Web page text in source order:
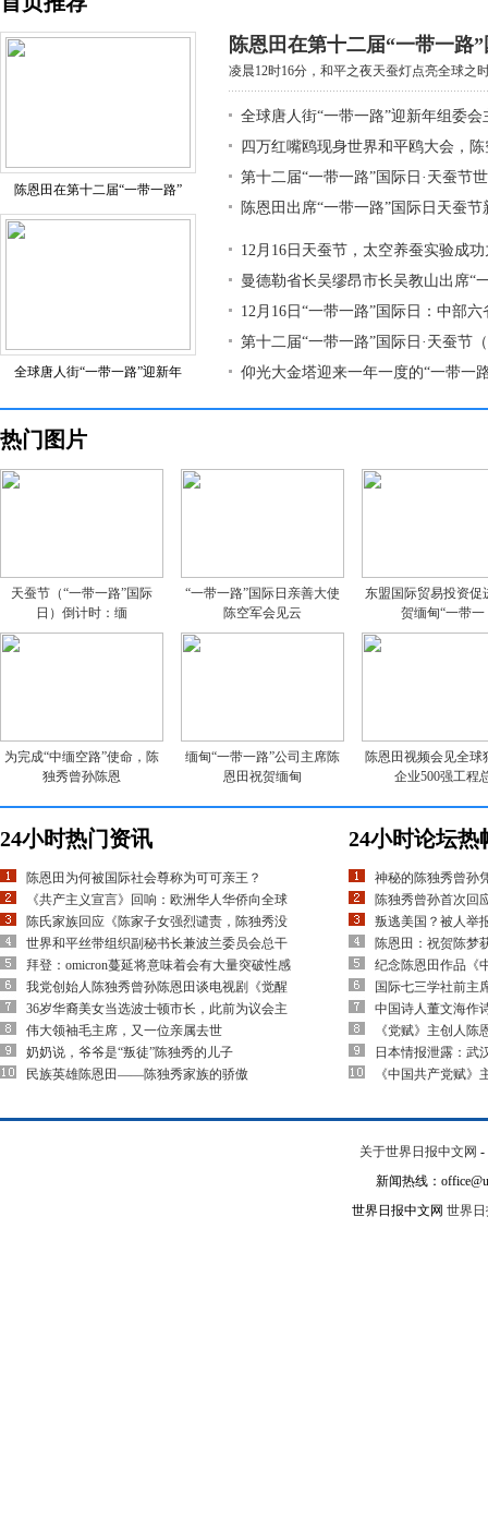
陈恩田在第十二届“一带一路”
全球唐人街“一带一路”迎新年
陈恩田在第十二届“一带一路”
凌晨12时16分，和平之夜天蚕灯点亮全球之
全球唐人街“一带一路”迎新年组委会
四万红嘴鸥现身世界和平鸥大会，
第十二届“一带一路”国际日·天蚕节
陈恩田出席“一带一路”国际日天蚕节
12月16日天蚕节，太空养蚕实验成
曼德勒省长吴缪昂市长吴教山出席“
12月16日“一带一路”国际日：中部六
第十二届“一带一路”国际日·天蚕节
仰光大金塔迎来一年一度的“一带一
热门图片
天蚕节（“一带一路”国际
日）倒计时：缅
“一带一路”国际日亲善大使
陈空军会见云
东盟国际贸易投资促
贺缅甸“一带一
为完成“中缅空路”使命，陈
独秀曾孙陈恩
缅甸“一带一路”公司主席陈
恩田祝贺缅甸
陈恩田视频会见全球
企业500强工程
24小时热门资讯
陈恩田为何被国际社会尊称为可可亲王？
《共产主义宣言》回响：欧洲华人华侨向全球
陈氏家族回应《陈家子女强烈谴责，陈独秀没
世界和平丝带组织副秘书长兼波兰委员会总干
拜登：omicron蔓延将意味着会有大量突破性感
我党创始人陈独秀曾孙陈恩田谈电视剧《觉醒
36岁华裔美女当选波士顿市长，此前为议会主
伟大领袖毛主席，又一位亲属去世
奶奶说，爷爷是“叛徒”陈独秀的儿子
民族英雄陈恩田——陈独秀家族的骄傲
24小时论坛热
神秘的陈独秀曾孙
陈独秀曾孙首次回
叛逃美国？被人举
陈恩田：祝贺陈梦
纪念陈恩田作品《
国际七三学社前主
中国诗人董文海作
《党赋》主创人
日本情报泄露：武
《中国共产党赋》
关于世界日报中文网 -
新闻热线：
世界日报中文网 世界